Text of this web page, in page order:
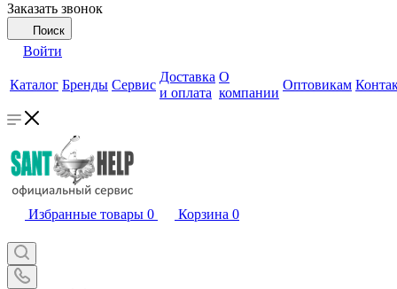
Заказать звонок
Поиск
Войти
Каталог Бренды Сервис
Доставка
и оплата
О
компании
Оптовикам
Избранные товары 0 Корзина 0